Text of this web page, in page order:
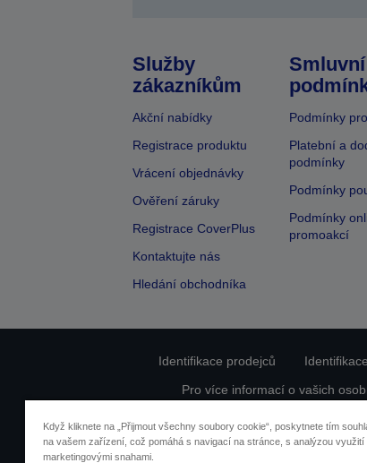
Služby
zákazníkům
Akční nabídky
Registrace produktu
Vrácení objednávky
Ověření záruky
Registrace CoverPlus
Kontaktujte nás
Hledání obchodníka
Smluvní
Podmínky
Platební a
podmínky
Podmínky
Podmínky
promoakcí
Identifikace prodejců
Pro více informací o vašich
Když kliknete na „Přijmout všechny soubory cookie“, poskytnete tím
na vašem zařízení, což pomáhá s navigací na stránce, s analýzou využití
marketingovými snahami.